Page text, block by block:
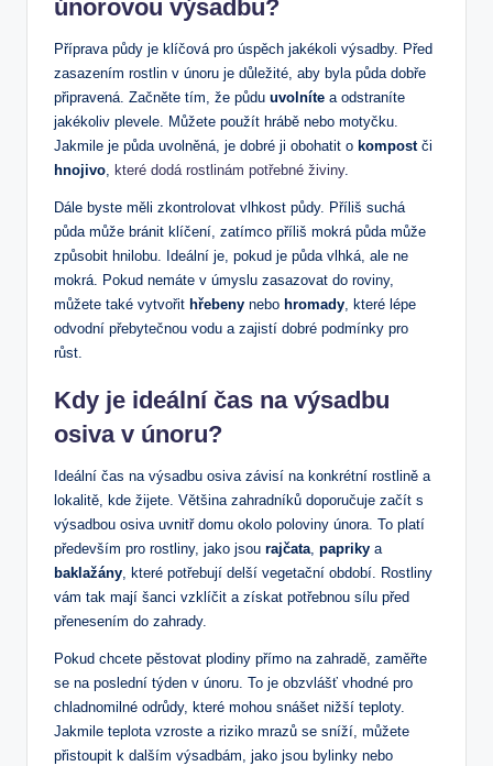
únorovou výsadbu?
Příprava půdy je klíčová pro úspěch jakékoli výsadby. Před
zasazením rostlin v únoru je důležité, aby byla půda dobře
připravená. Začněte tím, že půdu uvolníte a odstraníte
jakékoliv plevele. Můžete použít hrábě nebo motyčku.
Jakmile je půda uvolněná, je dobré ji obohatit o kompostči
hnojivo které dodá rostlinám potřebné živiny.
Dále byste měli zkontrolovat vlhkost půdy. Příliš suchá
půda může bránit klíčení, zatímco příliš mokrá půda může
způsobit hnilobu. Ideální je, pokud je půda vlhká, ale ne
mokrá. Pokud nemáte v úmyslu zasazovat do roviny,
můžete také vytvořit hřebeny nebo hromady , které lépe
odvodní přebytečnou vodu a zajistí dobré podmínky pro
růst.
Kdy je ideální čas na výsadbu
osiva v únoru?
Ideální čas na výsadbu osiva závisí na konkrétní rostlině a
lokalitě, kde žijete. Většina zahradníků doporučuje začít s
výsadbou osiva uvnitř domu okolo poloviny února. To platí
především pro rostliny, jako jsou rajčata papriky a
baklažány , které potřebují delší vegetační období. Rostliny
vám tak mají šanci vzklíčit a získat potřebnou sílu před
přenesením do zahrady.
Pokud chcete pěstovat plodiny přímo na zahradě, zaměřte
se na poslední týden v únoru. To je obzvlášť vhodné pro
chladnomilné odrůdy, které mohou snášet nižší teploty.
Jakmile teplota vzroste a riziko mrazů se sníží, můžete
přistoupit k dalším výsadbám, jako jsou bylinky nebo